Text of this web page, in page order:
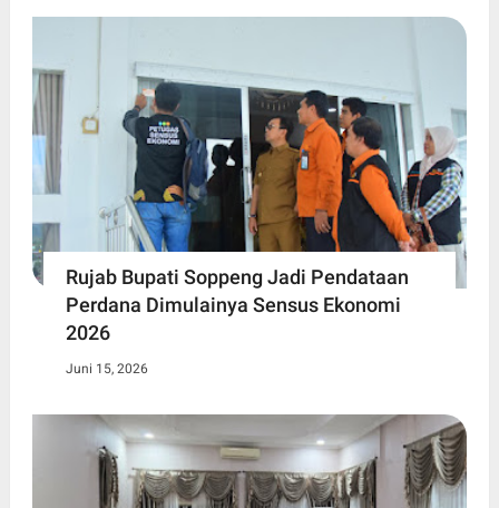
Rujab Bupati Soppeng Jadi Pendataan
Perdana Dimulainya Sensus Ekonomi
2026
Juni 15, 2026